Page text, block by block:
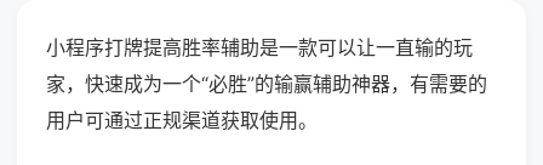
小程序打牌提高胜率辅助是一款可以让一直输的玩
家，快速成为一个“必胜”的输赢辅助神器，有需要的
用户可通过正规渠道获取使用。